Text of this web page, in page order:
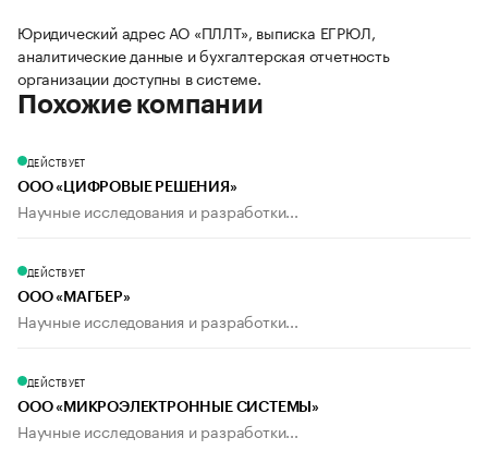
Юридический адрес АО «ПЛЛТ», выписка ЕГРЮЛ,
аналитические данные и бухгалтерская отчетность
организации доступны в системе.
Похожие компании
ДЕЙСТВУЕТ
ООО «ЦИФРОВЫЕ РЕШЕНИЯ»
Научные исследования и разработки...
ДЕЙСТВУЕТ
ООО «МАГБЕР»
Научные исследования и разработки...
ДЕЙСТВУЕТ
ООО «МИКРОЭЛЕКТРОННЫЕ СИСТЕМЫ»
Научные исследования и разработки...